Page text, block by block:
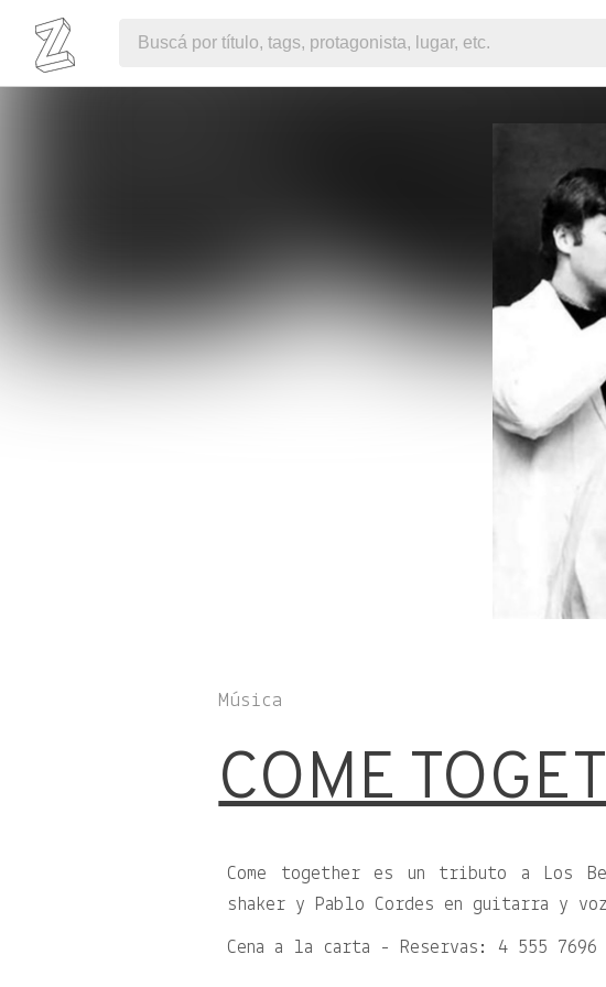
Música
COME
Come together es un tributo a Los
shaker y Pablo Cordes en guitarra y
Cena a la carta - Reservas: 4 555 7696